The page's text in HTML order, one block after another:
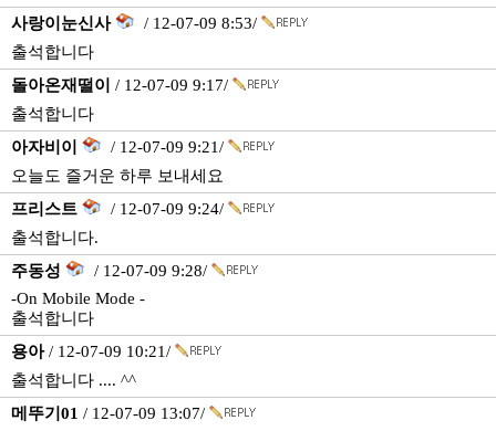
사랑이눈신사
/ 12-07-09 8:53/
출석합니다
돌아온재떨이
/ 12-07-09 9:17/
출석합니다
아자비이
/ 12-07-09 9:21/
오늘도 즐거운 하루 보내세요
프리스트
/ 12-07-09 9:24/
출석합니다.
주동성
/ 12-07-09 9:28/
-On Mobile Mode -
출석합니다
용아/ 12-07-09 10:21/
출석합니다 .... ^^
메뚜기01 / 12-07-09 13:07/